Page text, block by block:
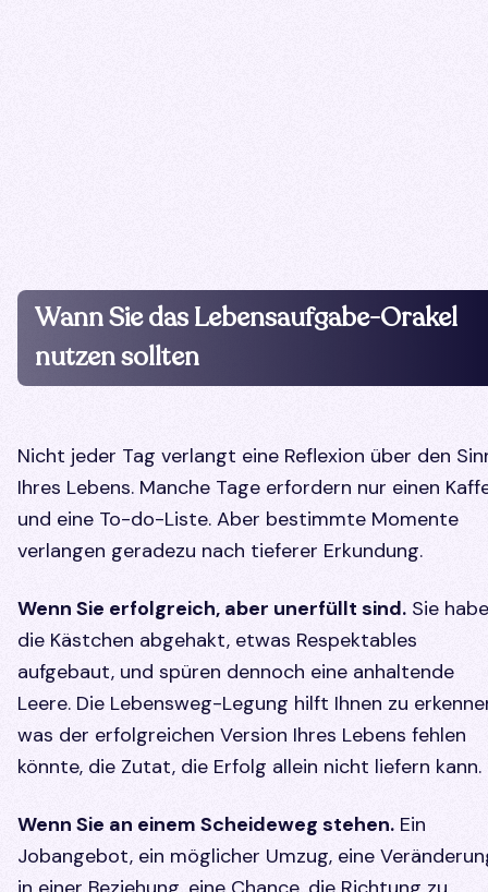
Wann Sie das Lebensaufgabe-Orakel
nutzen sollten
Nicht jeder Tag verlangt eine Reflexion über den
Ihres Lebens. Manche Tage erfordern nur einen
und eine To-do-Liste. Aber bestimmte Momente
verlangen geradezu nach tieferer Erkundung.
Wenn Sie erfolgreich, aber unerfüllt sind. Sie
die Kästchen abgehakt, etwas Respektables
aufgebaut, und spüren dennoch eine anhaltende
Leere. Die Lebensweg-Legung hilft Ihnen zu
was der erfolgreichen Version Ihres Lebens fehlen
könnte, die Zutat, die Erfolg allein nicht liefern kann.
Wenn Sie an einem Scheideweg stehen. Ein
Jobangebot, ein möglicher Umzug, eine